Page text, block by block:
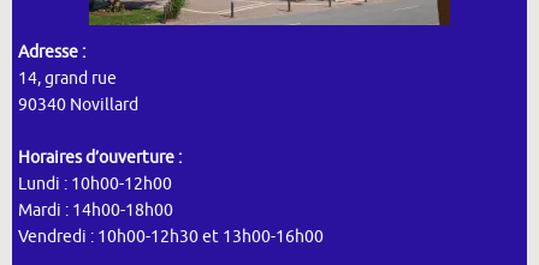
Adresse :
14, grand rue
90340 Novillard
Horaires d’ouverture :
Lundi : 10h00-12h00
Mardi : 14h00-18h00
Vendredi : 10h00-12h30 et 13h00-16h00